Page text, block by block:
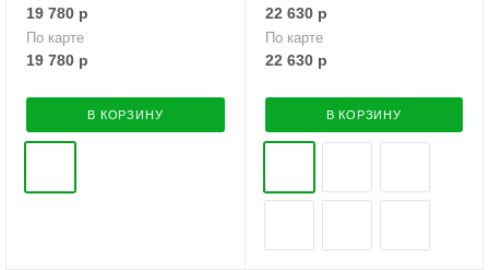
19 780 р
По карте
19 780 р
В КОРЗИНУ
22 630р
По карте
22 630р
В КОРЗИНУ